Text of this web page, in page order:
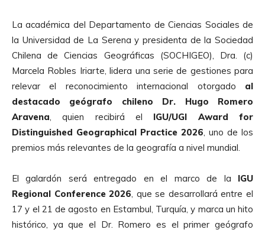
La académica del Departamento de Ciencias Sociales de
la Universidad de La Serena y presidenta de la Sociedad
Chilena de Ciencias Geográficas (SOCHIGEO), Dra. (c)
Marcela Robles Iriarte, lidera una serie de gestiones para
relevar el reconocimiento internacional otorgado al
destacado geógrafo chileno Dr. Hugo Romero
Aravena , quien recibirá el IGU/UGI Award for
Distinguished Geographical Practice 2026 , uno de los
premios más relevantes de la geografía a nivel mundial.
El galardón será entregado en el marco de la IGU
Regional Conference 2026 , que se desarrollará entre el
17 y el 21 de agosto en Estambul, Turquía, y marca un hito
histórico, ya que el Dr. Romero es el primer geógrafo